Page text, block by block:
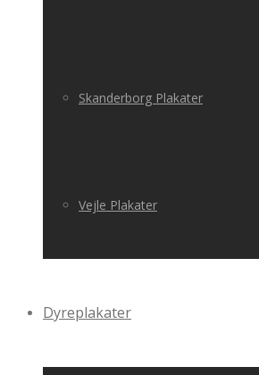
Skanderborg Plakater
Vejle Plakater
Dyreplakater